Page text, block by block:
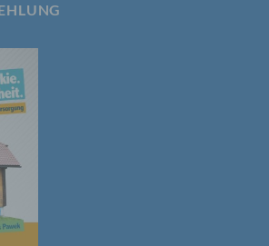
mit oder ohne Hilfe
Vorgangsreihe im
mit personenbezogenen Daten
das Erfassen, die Organisation,
Speicherung, die Anpassung oder
Auslesen, das Abfragen, die
Offenlegung durch Übermittlung,
eine andere Form der
Abgleich oder die Verknüpfung,
das Löschen oder die